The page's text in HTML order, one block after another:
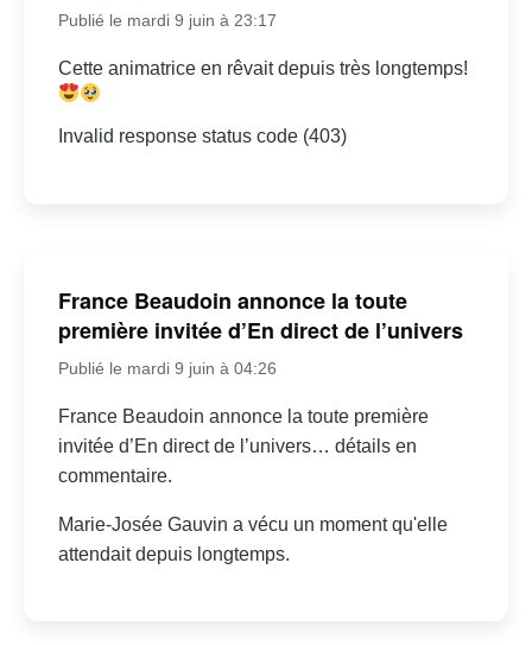
Publié le mardi 9 juin à 23:17
Cette animatrice en rêvait depuis très longtemps!
Invalid response status code (403)
France Beaudoin annonce la toute
première invitée d’En direct de l’univers
Publié le mardi 9 juin à 04:26
France Beaudoin annonce la toute première
invitée d’En direct de l’univers… détails en
commentaire.
Marie-Josée Gauvin a vécu un moment qu'elle
attendait depuis longtemps.